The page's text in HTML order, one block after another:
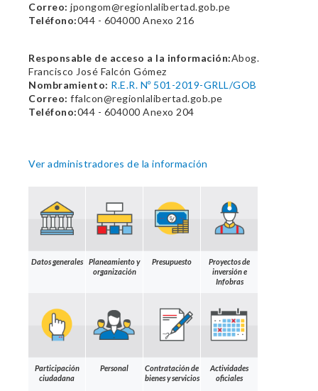
Correo: jpongom@regionlalibertad.gob.pe
Teléfono:044 - 604000 Anexo 216
Responsable de acceso a la información:Abog.
Francisco José Falcón Gómez
Nombramiento: R.E.R. Nº 501-2019-GRLL/GOB
Correo: ffalcon@regionlalibertad.gob.pe
Teléfono:044 - 604000 Anexo 204
Ver administradores de la información
Datos generales
Planeamiento y
organización
Presupuesto
Proyectos de
inversión e
Infobras
Participación
ciudadana
Personal
Contratación de
bienes y servicios
Actividades
oficiales